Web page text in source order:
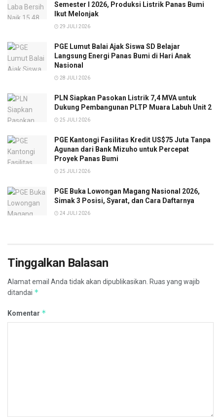
Semester I 2026, Produksi Listrik Panas Bumi
Ikut Melonjak
29 JULI 2026
PGE Lumut Balai Ajak Siswa SD Belajar
Langsung Energi Panas Bumi di Hari Anak
Nasional
28 JULI 2026
PLN Siapkan Pasokan Listrik 7,4 MVA untuk
Dukung Pembangunan PLTP Muara Labuh Unit 2
25 JULI 2026
PGE Kantongi Fasilitas Kredit US$75 Juta Tanpa
Agunan dari Bank Mizuho untuk Percepat
Proyek Panas Bumi
25 JULI 2026
PGE Buka Lowongan Magang Nasional 2026,
Simak 3 Posisi, Syarat, dan Cara Daftarnya
24 JULI 2026
Tinggalkan Balasan
Alamat email Anda tidak akan dipublikasikan. Ruas yang wajib
ditandai *
Komentar *